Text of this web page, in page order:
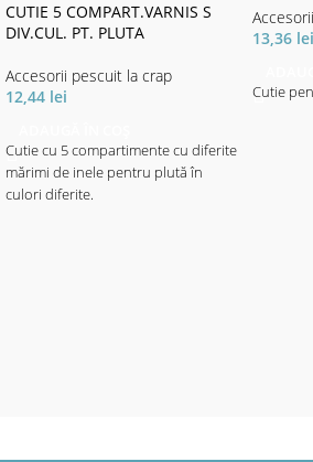
CUTIE 5 COMPART.VARNIS S
DIV.CUL. PT. PLUTA
Accesorii pescuit la crap
12,44 lei
Cutie cu 5 compartimente cu diferite
mărimi de inele pentru plută în
culori diferite.
13,36 lei
Cutie